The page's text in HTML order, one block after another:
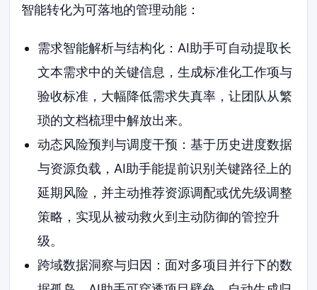
智能转化为可落地的管理动能：
需求智能解析与结构化：AI助手可自动提取长
文本需求中的关键信息，生成标准化工作项与
验收标准，大幅降低需求失真率，让团队从繁
琐的文档梳理中解放出来。
动态风险预判与调度干预：基于历史进度数据
与资源负载，AI助手能提前识别关键路径上的
延期风险，并主动推荐资源调配或优先级调整
策略，实现从被动救火到主动防御的管控升
级。
跨域数据洞察与归因：面对多项目并行下的数